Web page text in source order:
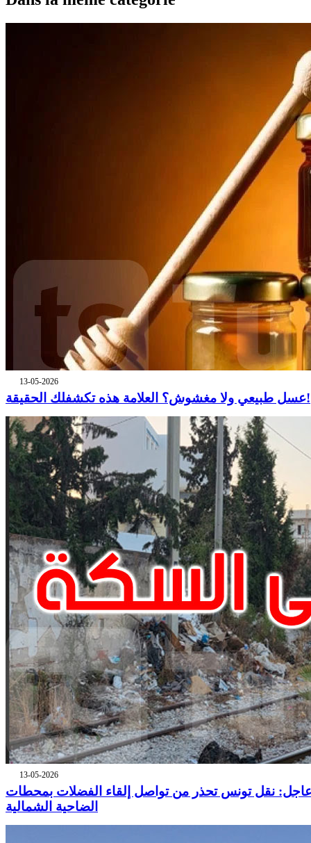
13-05-2026
عسل طبيعي ولا مغشوش؟ العلامة هذه تكشفلك الحقيقة!
13-05-2026
نقل تونس تحذر من تواصل إلقاء الفضلات بمحطات
الضاحية الشمالية